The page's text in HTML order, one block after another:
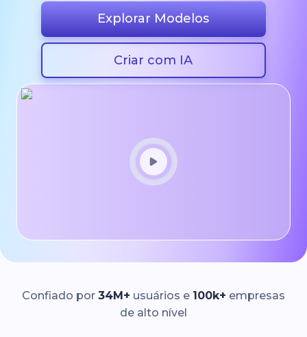
Explorar Modelos
Criar com IA
Confiado por 34M+ usuários e 100k+ empresas
de alto nível